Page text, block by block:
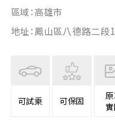
區域：高雄市
地址：鳳山區八德路二段
可試乘 可保固